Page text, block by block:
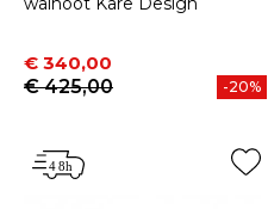
Prijs
€ 340,00
Normale prijs
€ 425,00
-20%